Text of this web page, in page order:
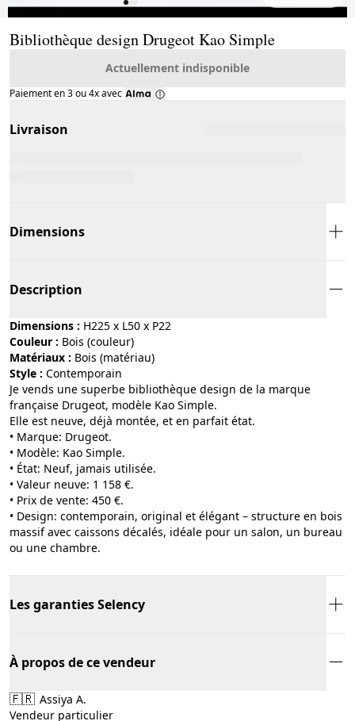
Bibliothèque design Drugeot Kao Simple
Actuellement indisponible
Paiement en 3 ou 4x avec
Livraison
Dimensions
Description
Dimensions : H225 x L50 x P22
Couleur :
bois (couleur)
Matériaux :
bois (matériau)
Style :
contemporain
Je vends une superbe bibliothèque design de la marque
française Drugeot, modèle Kao Simple.
Elle est neuve, déjà montée, et en parfait état.
• Marque: Drugeot.
• Modèle: Kao Simple.
• État: Neuf, jamais utilisée.
• Valeur neuve: 1 158 €.
• Prix de vente: 450 €.
• Design: contemporain, original et élégant – structure en bois
massif avec caissons décalés, idéale pour un salon, un bureau
ou une chambre.
Les garanties Selency
À propos de ce vendeur
🇫🇷 Assiya A.
Vendeur particulier